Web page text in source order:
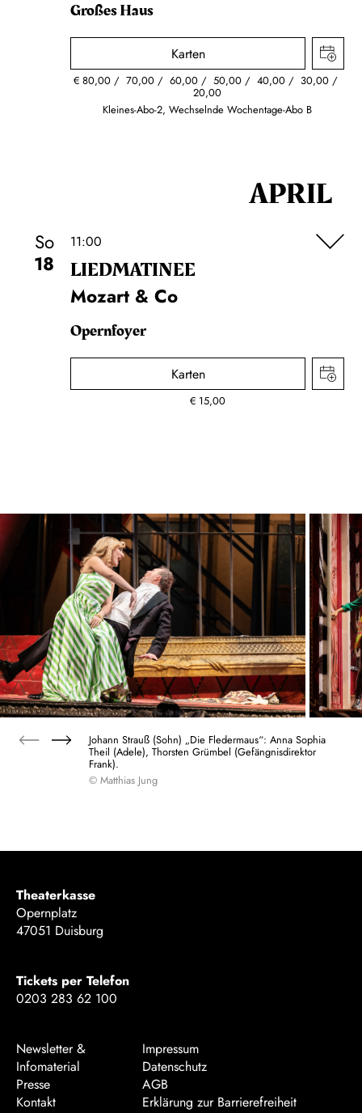
Großes Haus
Karten
€80,00 70,00 60,00 50,00 40,00 30,00
20,00
Kleines-Abo-2, Wechselnde Wochentage-Abo B
APRIL
So
18
11:00
LIEDMATINEE
Mozart & Co
Opernfoyer
Karten
€ 15,00
Johann Strauß (Sohn) „Die Fledermaus“: Anna Sophia
Theil (Adele), Thorsten Grümbel (Gefängnisdirektor
Frank).
© Matthias Jung
Theaterkasse
Opernplatz
47051 Duisburg
Tickets per Telefon
0203 283 62 100
Newsletter &
Infomaterial
Presse
Kontakt
Impressum
Datenschutz
AGB
Erklärung zur Barrierefreiheit